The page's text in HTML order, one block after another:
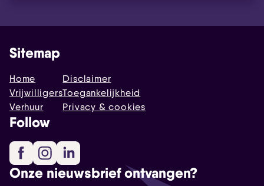
Sitemap
Home
Vrijwilligers
Verhuur
Disclaimer
Toegankelijkheid
Privacy & cookies
Follow
FacebookInstagram
Onze nieuwsbrief ontvangen?